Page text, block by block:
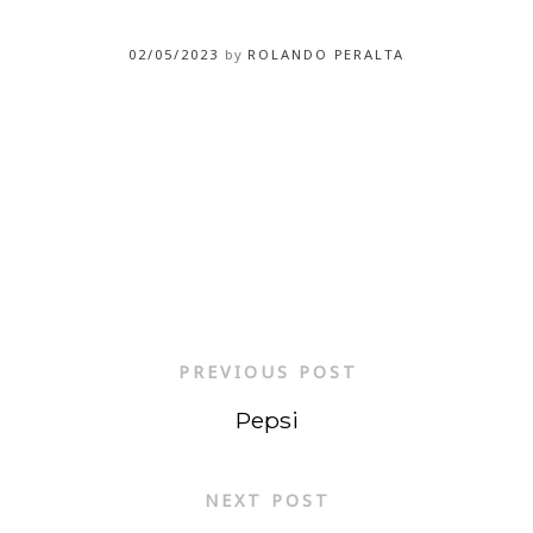
02/05/2023 by ROLANDO PERALTA
PREVIOUS POST
Pepsi
NEXT POST